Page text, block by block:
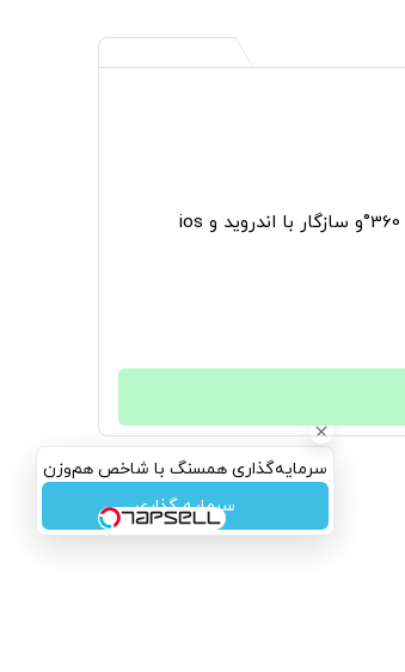
سرمایه‌گذاری همسنگ با شاخص هم‌وزن
سرمایه گذاری